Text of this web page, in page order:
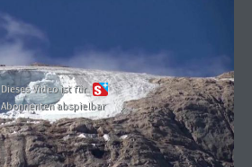
Dieses Video ist für
Abonnenten abspielbar